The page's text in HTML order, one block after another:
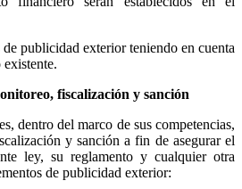
publicidad exterior teniendo en cuenta
fiscalización y sanción
dentro del marco de sus competencias,
y sanción a fin de asegurar el
ley, su reglamento y cualquier otra
de publicidad exterior: